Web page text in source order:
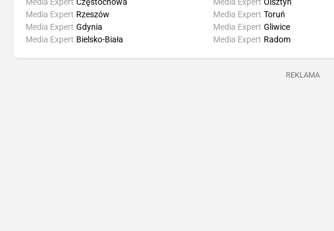
Media Expert Częstochowa
Media Expert Rzeszów
Media Expert Gdynia
Media Expert Bielsko-Biała
Media Expert Olsztyn
Media Expert Toruń
Media Expert Gliwice
Media Expert Radom
REKLAMA